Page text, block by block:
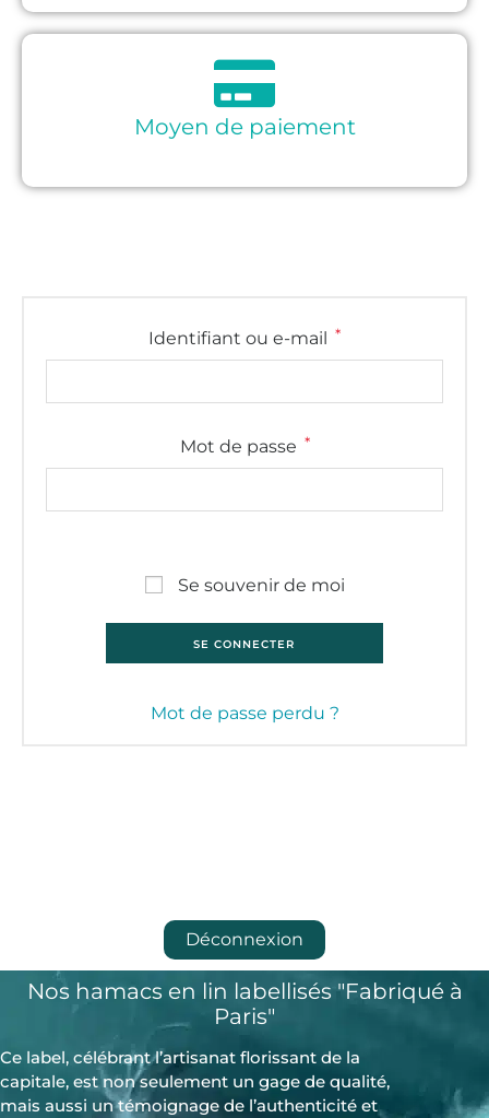
Moyen de paiement
Identifiant ou e-mail *
Mot de passe *
Se souvenir de moi
SE CONNECTER
Mot de passe perdu ?
Déconnexion
Nos hamacs en lin labellisés "Fabriqué à
Paris"
Ce label, célébrant l’artisanat florissant de la
capitale, est non seulement un gage de qualité,
mais aussi un témoignage de l’authenticité et